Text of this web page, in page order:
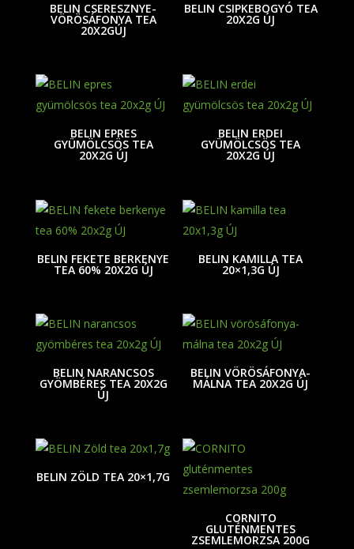
BELIN CSERESZNYE-
VÖRÖSÁFONYA TEA
20X2GÚJ
BELIN CSIPKEBOGYÓ TEA
20X2G ÚJ
BELIN EPRES
GYÜMÖLCSÖS TEA
20X2G ÚJ
BELIN ERDEI
GYÜMÖLCSÖS TEA
20X2G ÚJ
BELIN FEKETE BERKENYE
TEA 60% 20X2G ÚJ
BELIN KAMILLA TEA
20×1,3G ÚJ
BELIN NARANCSOS
GYÖMBÉRES TEA 20X2G
ÚJ
BELIN VÖRÖSÁFONYA-
MÁLNA TEA 20X2G ÚJ
BELIN ZÖLD TEA 20×1,7G
CORNITO
GLUTÉNMENTES
ZSEMLEMORZSA 200G